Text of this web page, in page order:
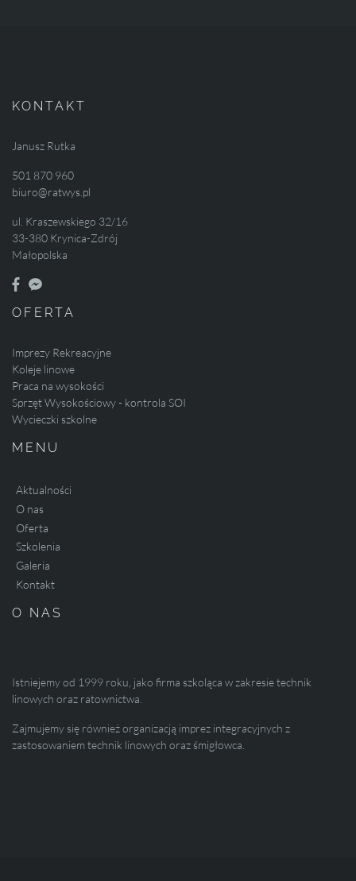
KONTAKT
Janusz Rutka
501 870 960
biuro@ratwys.pl
ul. Kraszewskiego 32/16
33-380 Krynica-Zdrój
Małopolska
OFERTA
Imprezy Rekreacyjne
Koleje linowe
Praca na wysokości
Sprzęt Wysokościowy - kontrola SOI
Wycieczki szkolne
MENU
Aktualności
O nas
Oferta
Szkolenia
Galeria
Kontakt
O NAS
Istniejemy od 1999 roku, jako firma szkoląca w zakresie technik
linowych oraz ratownictwa.
Zajmujemy się również organizacją imprez integracyjnych z
zastosowaniem technik linowych oraz śmigłowca.